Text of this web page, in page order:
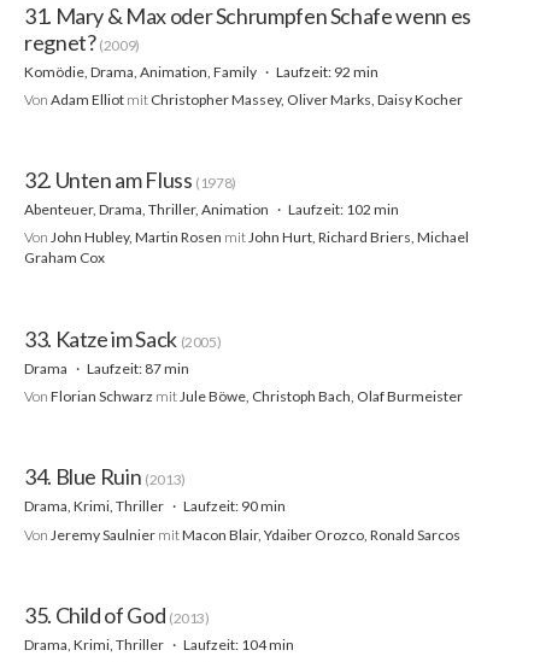
31. Mary & Max oder Schrumpfen Schafe wenn es
regnet? (2009)
Komödie, Drama, Animation, Family
Laufzeit: 92 min
Von Adam Elliot mit Christopher Massey, Oliver Marks, Daisy Kocher
32. Unten am Fluss (1978)
Abenteuer, Drama, Thriller, Animation
Laufzeit: 102 min
Von John Hubley, Martin Rosen mitJohn Hurt, Richard Briers, Michael
Graham Cox
33. Katze im Sack (2005)
Drama
Laufzeit: 87 min
Von Florian Schwarz mitJule Böwe, Christoph Bach, Olaf Burmeister
34. Blue Ruin (2013)
Drama, Krimi, Thriller
Laufzeit: 90 min
Von Jeremy Saulnier mitMacon Blair, Ydaiber Orozco, Ronald Sarcos
35. Child of God (2013)
Drama, Krimi, Thriller
Laufzeit: 104 min